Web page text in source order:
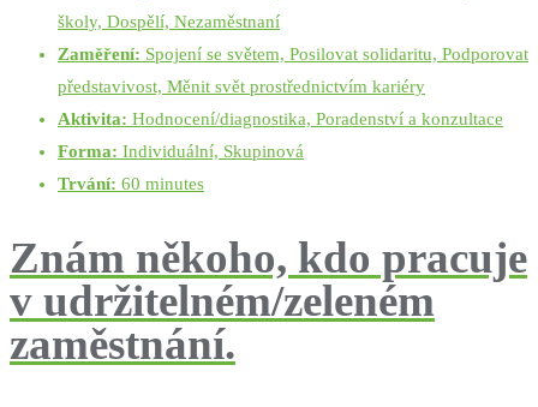
školy, Dospělí, Nezaměstnaní
Zaměření: Spojení se světem, Posilovat solidaritu, Podporovat
představivost, Měnit svět prostřednictvím kariéry
Aktivita: Hodnocení/diagnostika, Poradenství a konzultace
Forma: Individuální, Skupinová
Trvání: 60 minutes
Znám někoho, kdo pracuje
v udržitelném/zeleném
zaměstnání.